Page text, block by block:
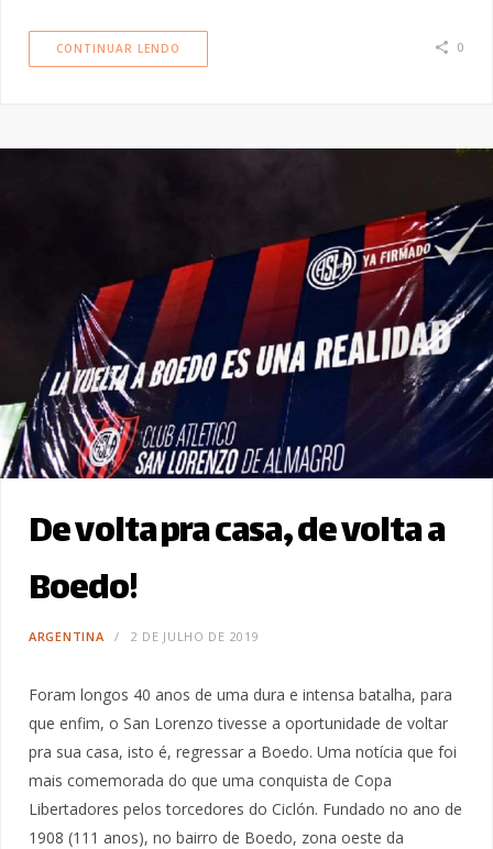
CONTINUAR LENDO 0
De volta pra casa, de volta a
Boedo!
ARGENTINA 2 DE JULHO DE 2019
Foram longos 40 anos de uma dura e intensa batalha, para
que enfim, o San Lorenzo tivesse a oportunidade de voltar
pra sua casa, isto é, regressar a Boedo. Uma notícia que foi
mais comemorada do que uma conquista de Copa
Libertadores pelos torcedores do Ciclón. Fundado no ano de
1908 (111 anos), no bairro de Boedo, zona oeste da